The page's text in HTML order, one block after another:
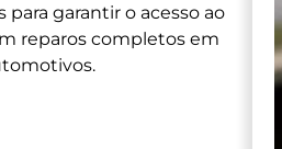
garantir o acesso ao
reparos completos em